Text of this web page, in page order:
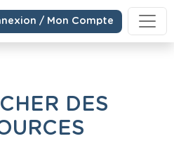
/ Mon Compte
DES